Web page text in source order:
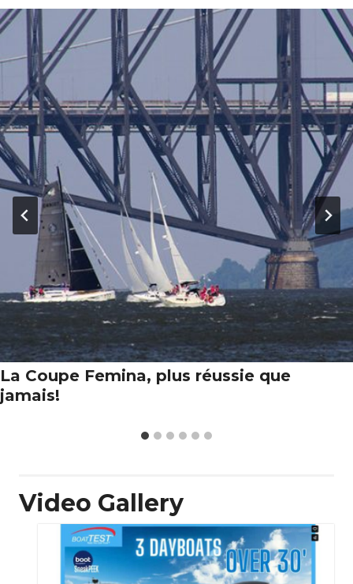
La Coupe Femina, plus réussie que
jamais!
Video Gallery